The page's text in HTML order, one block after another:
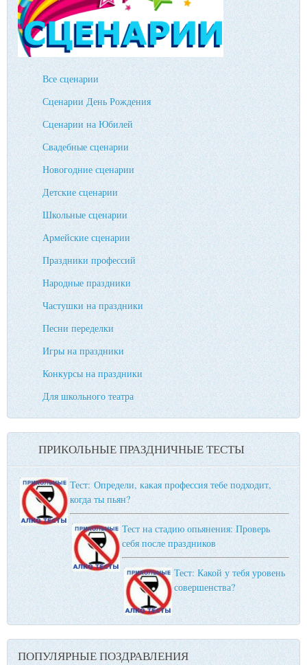
Все сценарии
Сценарии День Рождения
Сценарии на Юбилей
Свадебные сценарии
Новогодние сценарии
Детские сценарии
Школьные сценарии
Армейские сценарии
Праздники профессий
Народные праздники
Частушки на праздники
Песни переделки
Игры на праздники
Конкурсы на праздники
Для школьного театра
ПРИКОЛЬНЫЕ ПРАЗДНИЧНЫЕ ТЕСТЫ
Тест: Определи, какая профессия тебе подходит,
когда ты пьян?
Тест на стадию опьянения: Проверь
себя после праздников
Тест: Какой у тебя уровень
совершенства?
ПОПУЛЯРНЫЕ ПОЗДРАВЛЕНИЯ